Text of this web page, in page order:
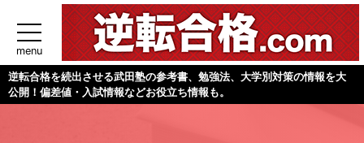
menu
逆転合格を続出させる武田塾の参考書、勉強法、大学別対策の情報を大
公開！偏差値・入試情報などお役立ち情報も。